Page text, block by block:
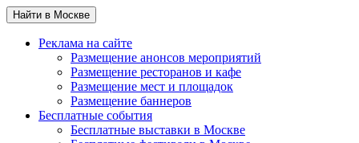
Найти в Москве
Реклама на сайте
Размещение анонсов мероприятий
Размещение ресторанов и кафе
Размещение мест и площадок
Размещение баннеров
Бесплатные события
Бесплатные выставки в Москве